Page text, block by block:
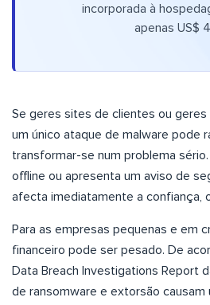
incorporada à
apenas US$
Se geres sites de clientes ou
um único ataque de malware pode
transformar-se num problema
offline ou apresenta um aviso de
afecta imediatamente a confiança,
Para as empresas pequenas e em
financeiro pode ser pesado. De
Data Breach Investigations Report
de ransomware e extorsão causam